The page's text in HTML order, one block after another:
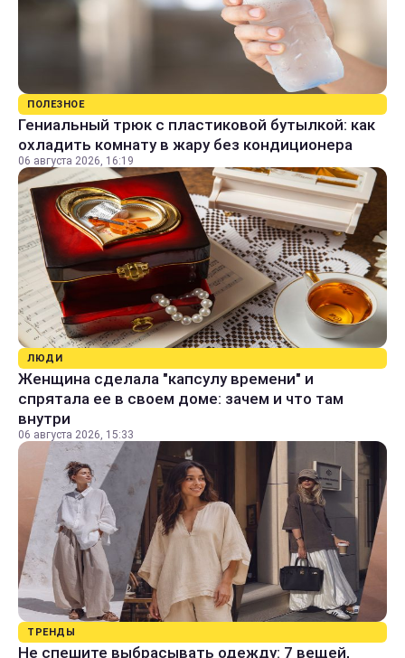
ПОЛЕЗНОЕ
Гениальный трюк с пластиковой бутылкой: как
охладить комнату в жару без кондиционера
06 августа 2026, 16:19
ЛЮДИ
Женщина сделала "капсулу времени" и
спрятала ее в своем доме: зачем и что там
внутри
06 августа 2026, 15:33
ТРЕНДЫ
Не спешите выбрасывать одежду: 7 вещей,